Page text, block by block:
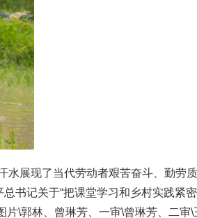
水展现了当代劳动者艰苦奋斗、勤劳
书记关于“把课堂学习和乡村实践紧
片\郭林、曾琳芳、一审\曾琳芳、二审\